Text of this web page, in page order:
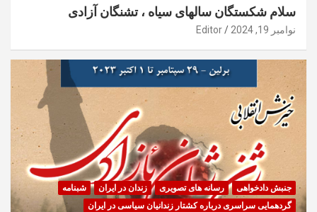
سلام شکستگان سالهای سیاه ، تشنگان آزادی
نوامبر 19, 2024 Editor
جنبش دادخواهی رسانه های تصویری زندان در ایران
شبنامه
گردهمایی سراسری درباره کشتار زندانیان سیاسی در ایران